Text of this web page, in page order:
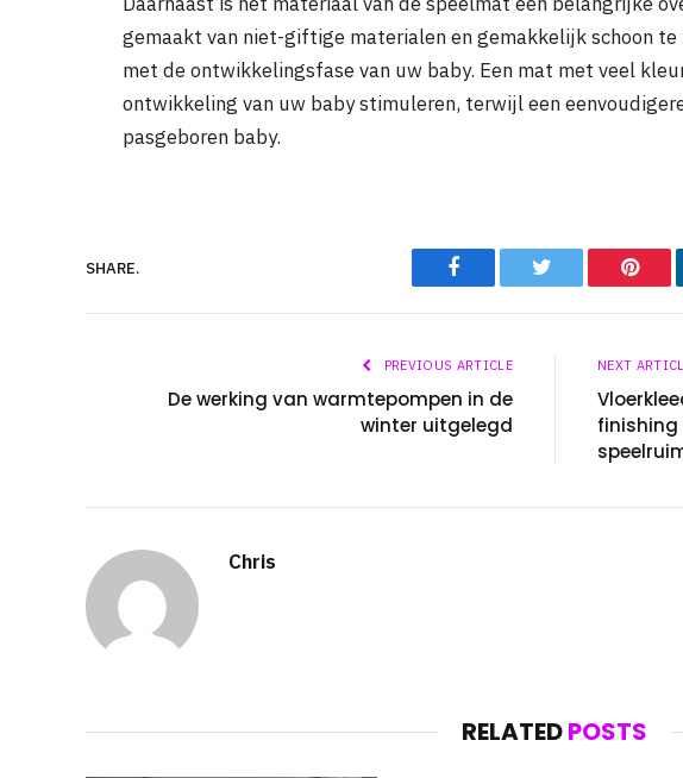
gemaakt van niet-giftige materialen en gemakkelijk schoon te
met de ontwikkelingsfase van uw baby. Een mat met veel
ontwikkeling van uw baby stimuleren, terwijl een
pasgeboren baby.
SHARE. Facebook Twitter
PREVIOUS ARTICLE
De werking van warmtepompen in de
winter uitgelegd
NEXT
finishing
Chris
RELATEDPOSTS